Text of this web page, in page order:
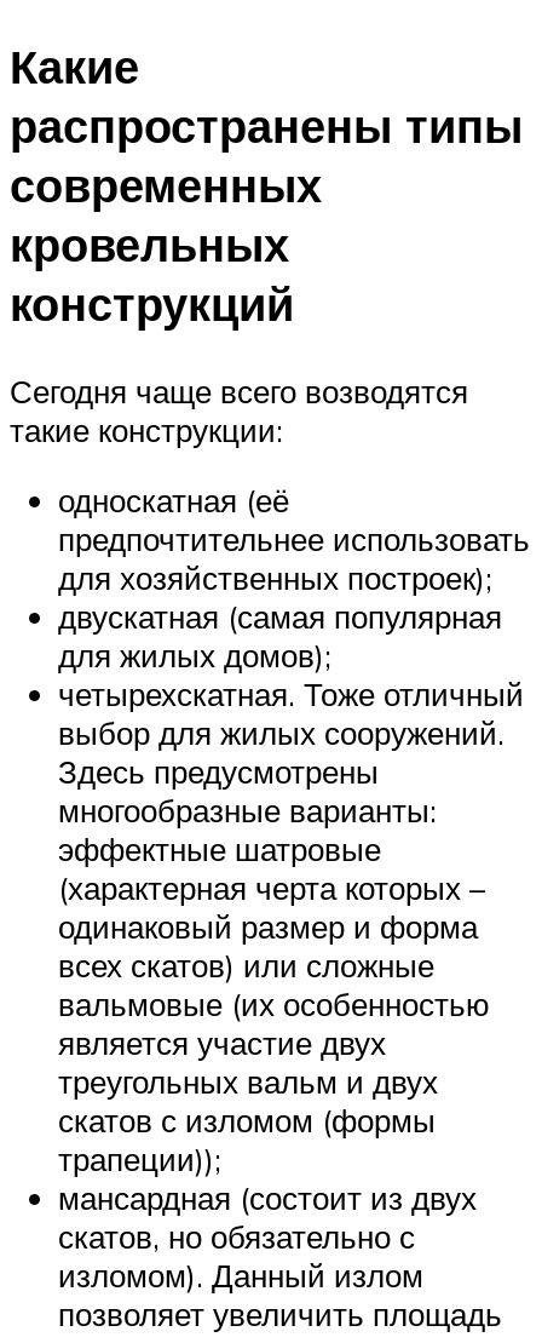
Какие
распространены типы
современных
кровельных
конструкций
Сегодня чаще всего возводятся
такие конструкции:
односкатная (её
предпочтительнее использовать
для хозяйственных построек);
двускатная (самая популярная
для жилых домов);
четырехскатная. Тоже отличный
выбор для жилых сооружений.
Здесь предусмотрены
многообразные варианты:
эффектные шатровые
(характерная черта которых –
одинаковый размер и форма
всех скатов) или сложные
вальмовые (их особенностью
является участие двух
треугольных вальм и двух
скатов с изломом (формы
трапеции));
мансардная (состоит из двух
скатов, но обязательно с
изломом). Данный излом
позволяет увеличить площадь